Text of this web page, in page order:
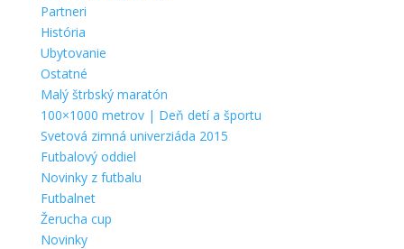
Partneri
História
Ubytovanie
Ostatné
Malý štrbský maratón
100×1000 metrov | Deň detí a športu
Svetová zimná univerziáda 2015
Futbalový oddiel
Novinky z futbalu
Futbalnet
Žerucha cup
Novinky